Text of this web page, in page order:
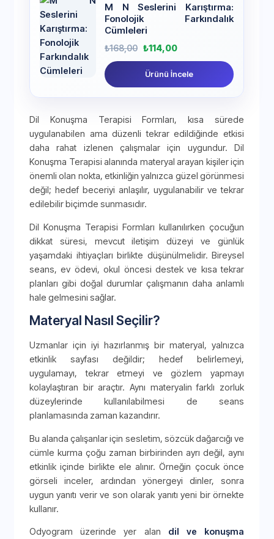
M N Seslerini Karıştırma:
Fonolojik Farkındalık
Cümleleri
₺168,00 ₺114,00
Ürünü İncele
Dil Konuşma Terapisi Formları, kısa sürede
uygulanabilen ama düzenli tekrar edildiğinde etkisi
daha rahat izlenen çalışmalar için uygundur. Dil
Konuşma Terapisi alanında materyal arayan kişiler için
önemli olan nokta, etkinliğin yalnızca güzel görünmesi
değil; hedef beceriyi anlaşılır, uygulanabilir ve tekrar
edilebilir biçimde sunmasıdır.
Dil Konuşma Terapisi Formları kullanılırken çocuğun
dikkat süresi, mevcut iletişim düzeyi ve günlük
yaşamdaki ihtiyaçları birlikte düşünülmelidir. Bireysel
seans, ev ödevi, okul öncesi destek ve kısa tekrar
planları gibi doğal durumlar çalışmanın daha anlamlı
hale gelmesini sağlar.
Materyal Nasıl Seçilir?
Uzmanlar için iyi hazırlanmış bir materyal, yalnızca
etkinlik sayfası değildir; hedef belirlemeyi,
uygulamayı, tekrar etmeyi ve gözlem yapmayı
kolaylaştıran bir araçtır. Aynı materyalin farklı zorluk
düzeylerinde kullanılabilmesi de seans
planlamasında zaman kazandırır.
Bu alanda çalışanlar için sesletim, sözcük dağarcığı ve
cümle kurma çoğu zaman birbirinden ayrı değil, aynı
etkinlik içinde birlikte ele alınır. Örneğin çocuk önce
görseli inceler, ardından yönergeyi dinler, sonra
uygun yanıtı verir ve son olarak yanıtı yeni bir örnekte
kullanır.
Odyogram üzerinde yer alan dil ve konuşma